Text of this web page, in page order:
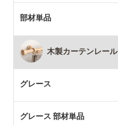
部材単品
木製カーテンレール
グレース
グレース 部材単品